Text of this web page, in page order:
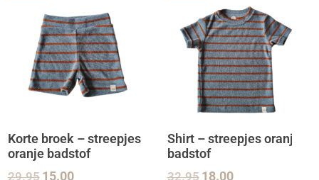
Korte broek – streepjes
oranje badstof
29.95 15.00
Shirt – streepjes oranje
badstof
32.95 18.00